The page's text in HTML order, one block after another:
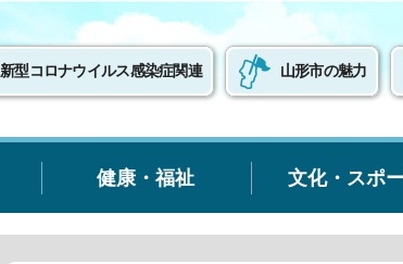
新型コロナウイルス感染症関連 山形市の魅力
健康・福祉 文化・スポ